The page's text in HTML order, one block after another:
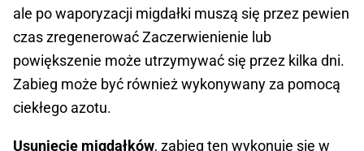
ale po waporyzacji migdałki muszą się przez pewien
czas zregenerować Zaczerwienienie lub
powiększenie może utrzymywać się przez kilka dni.
Zabieg może być również wykonywany za pomocą
ciekłego azotu.
Usunięcie migdałków, zabieg ten wykonuje się w